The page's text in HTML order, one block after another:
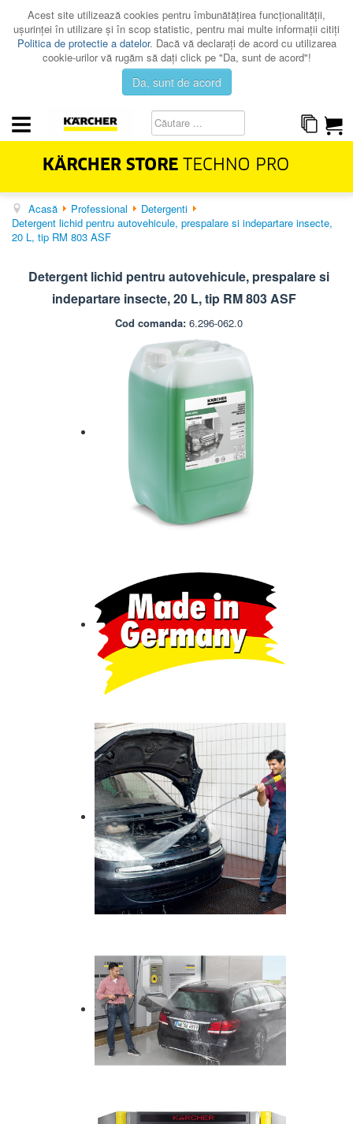
Acest site utilizează cookies pentru îmbunătăţirea funcţionalităţii,
uşurinţei în utilizare şi în scop statistic, pentru mai multe informaţii citiţi
Politica de protectie a datelor. Dacă vă declaraţi de acord cu utilizarea
cookie-urilor vă rugăm să daţi click pe "Da, sunt de acord"!
Da, sunt de acord
HOME & GARDEN
PROFESSIONAL
CATALOAGE
Acasă Professional
Detergenti
Detergent lichid pentru autovehicule, prespalare si indepartare insecte,
20 L, tip RM 803 ASF
Detergent lichid pentru autovehicule, prespalare si
indepartare insecte, 20 L, tip RM 803 ASF
Cod comanda: 6.296-062.0